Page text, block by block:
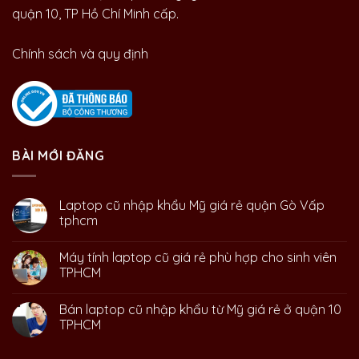
quận 10, TP Hồ Chí Minh cấp.
Chính sách và quy định
BÀI MỚI ĐĂNG
Laptop cũ nhập khẩu Mỹ giá rẻ quận Gò Vấp
tphcm
Máy tính laptop cũ giá rẻ phù hợp cho sinh viên
TPHCM
Bán laptop cũ nhập khẩu từ Mỹ giá rẻ ở quận 10
TPHCM